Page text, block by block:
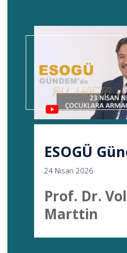
ESOGÜ
24 Nisan 2026
Prof. Dr.
Marttin